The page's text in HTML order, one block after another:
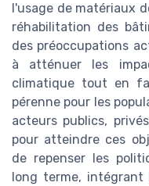
l'usage de matériaux
réhabilitation des
des préoccupations
à atténuer les
climatique tout en
pérenne pour les
acteurs publics,
pour atteindre ces
de repenser les
long terme, intégrant